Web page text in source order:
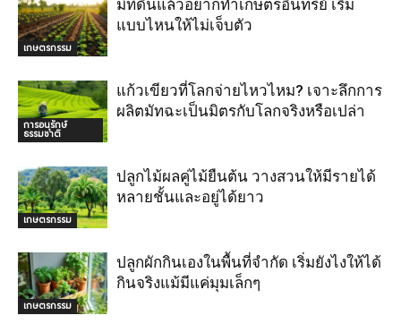
เกษตรกรรม
มีที่ดินแล้วอยากทำเกษตรอินทรีย์ เริ่ม
แบบไหนให้ไม่เจ็บตัว
การอนุรักษ์
ธรรมชาติ
แก้วเขียวที่โลกจ่ายไหวไหม? เจาะลึกการ
ผลิตมัทฉะเป็นมิตรกับโลกจริงหรือเปล่า
เกษตรกรรม
ปลูกไม้ผลคู่ไม้ยืนต้น วางสวนให้มีรายได้
หลายชั้นและอยู่ได้ยาว
เกษตรกรรม
ปลูกผักกินเองในพื้นที่จำกัด เริ่มยังไงให้ได้
กินจริงแม้มีแค่มุมเล็กๆ